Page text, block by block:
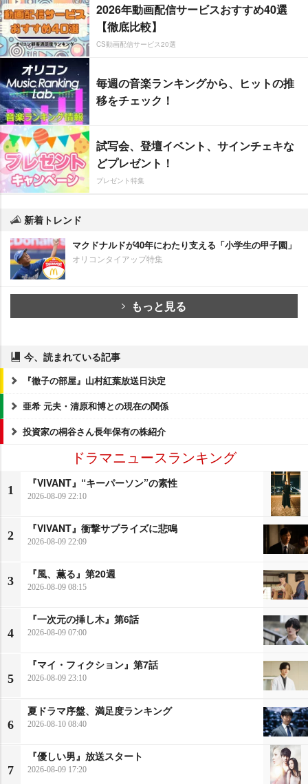
2026年動画配信サービスおすすめ40選
【徹底比較】
CS動画配信サービス20選
毎週の音楽ランキングから、ヒットの推
移をチェック！
試写会、登壇イベント、サインチェキな
どプレゼント！
プレゼント特集
新着トレンド
マクドナルドが40年にわたり支える「小学生の甲子園」
オリコンタイアップ特集
もっと見る
今、読まれている記事
『徹子の部屋』山村紅葉放送日決定
亜希 元夫・清原和博との現在の関係
投資家の桐谷さん長年保有の株紹介
ドラマニュースランキング
1
『VIVANT』“キーパーソン”の素性
2026-08-09 22:10
2
『VIVANT』衝撃サプライズに悲鳴
2026-08-09 22:09
3
『風、薫る』第20週
2026-08-09 08:15
4
『一次元の挿し木』第6話
2026-08-09 07:00
5
『マイ・フィクション』第7話
2026-08-09 23:10
6
夏ドラマ序盤、満足度ランキング
2026-08-10 08:40
7
『優しい男』放送スタート
2026-08-09 17:20